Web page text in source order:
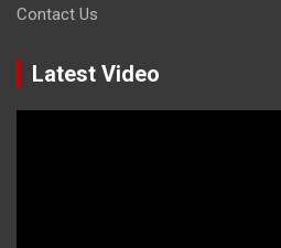
Contact Us
Latest Video